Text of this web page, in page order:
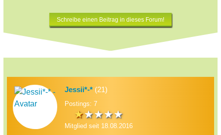
Schreibe einen Beitrag in dieses Forum!
Jessii*-* (21)
Postings: 7
Mitglied seit 18.08.2016